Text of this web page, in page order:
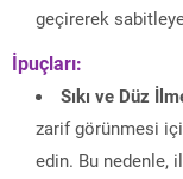
geçirerek
İpuçları:
Sıkı ve Düz
zarif görünmesi
edin. Bu nedenle,